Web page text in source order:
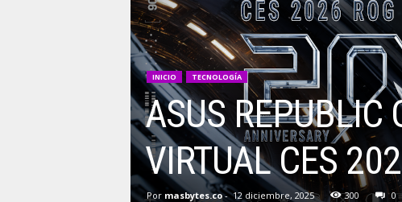
INICIO TECNOLOGÍA
ASUS REPUBLIC
VIRTUAL CES
Por masbytes.co- 12 diciembre, 2025 300 0